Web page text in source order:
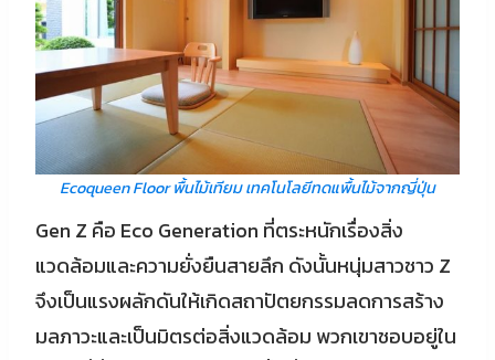
Ecoqueen Floor พื้นไม้เทียม เทคโนโลยีทดแพื้นไม้จากญี่ปุ่น
Gen Z คือ Eco Generation ที่ตระหนักเรื่องสิ่ง
แวดล้อมและความยั่งยืนสายลึก ดังนั้นหนุ่มสาวชาว Z
จึงเป็นแรงผลักดันให้เกิดสถาปัตยกรรมลดการสร้าง
มลภาวะและเป็นมิตรต่อสิ่งแวดล้อม พวกเขาชอบอยู่ใน